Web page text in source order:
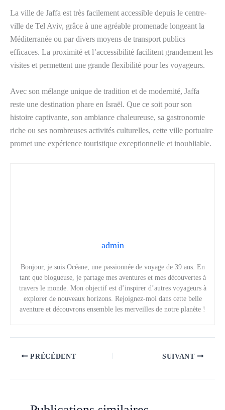
La ville de Jaffa est très facilement accessible depuis le centre-
ville de Tel Aviv, grâce à une agréable promenade longeant la
Méditerranée ou par divers moyens de transport publics
efficaces. La proximité et l’accessibilité facilitent grandement les
visites et permettent une grande flexibilité pour les voyageurs.
Avec son mélange unique de tradition et de modernité, Jaffa
reste une destination phare en Israël. Que ce soit pour son
histoire captivante, son ambiance chaleureuse, sa gastronomie
riche ou ses nombreuses activités culturelles, cette ville portuaire
promet une expérience touristique exceptionnelle et inoubliable.
admin
Bonjour, je suis Océane, une passionnée de voyage de 39 ans. En
tant que blogueuse, je partage mes aventures et mes découvertes à
travers le monde. Mon objectif est d’inspirer d’autres voyageurs à
explorer de nouveaux horizons. Rejoignez-moi dans cette belle
aventure et découvrons ensemble les merveilles de notre planète !
PRÉCÉDENT SUIVANT